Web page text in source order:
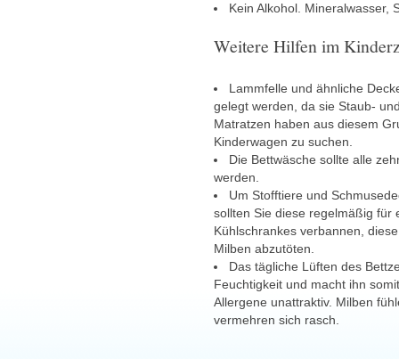
Kein Alkohol. Mineralwasser,
Weitere Hilfen im
Lammfelle und ähnliche
gelegt werden, da sie Staub-
Matratzen haben aus diesem
Kinderwagen zu suchen.
Die Bettwäsche sollte alle
werden.
Um Stofftiere und
sollten Sie diese regelmäßig für
Kühlschrankes verbannen,
Milben abzutöten.
Das tägliche Lüften des
Feuchtigkeit und macht ihn
Allergene unattraktiv. Milben
vermehren sich rasch.